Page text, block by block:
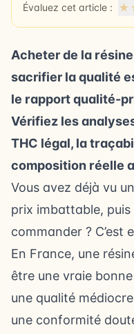
Évaluez cet article : ★
Acheter de la
sacrifier la qualité
le rapport qualité-
Vérifiez les
THC légal, la
composition réelle
Vous avez déjà vu
prix imbattable,
commander ? C’est
En France, une
être une vraie
une qualité
une conformité